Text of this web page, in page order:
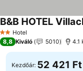
2 Kategória
Hotel
B&B HOTEL
8,8 Kiváló 5010 4.1
Kezdőár: 52 421 Ft